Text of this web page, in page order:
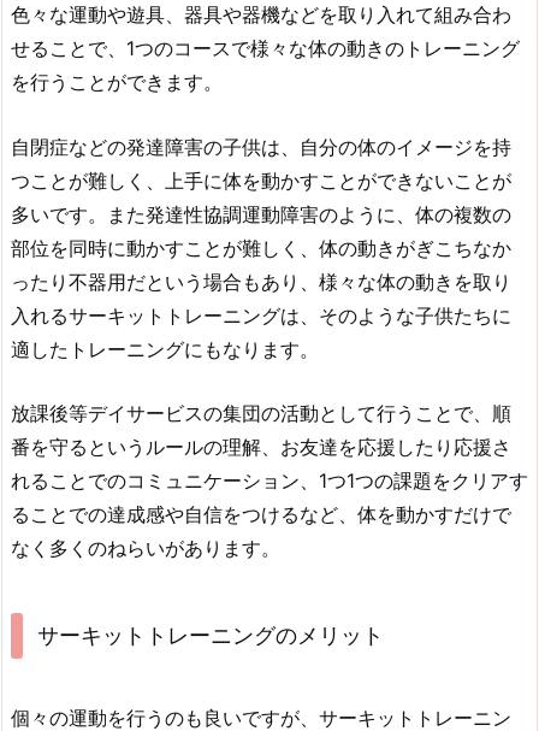
色々な運動や遊具、器具や器機などを取り入れて組み合わ
せることで、1つのコースで様々な体の動きのトレーニング
を行うことができます。
自閉症などの発達障害の子供は、自分の体のイメージを持
つことが難しく、上手に体を動かすことができないことが
多いです。また発達性協調運動障害のように、体の複数の
部位を同時に動かすことが難しく、体の動きがぎこちなか
ったり不器用だという場合もあり、様々な体の動きを取り
入れるサーキットトレーニングは、そのような子供たちに
適したトレーニングにもなります。
放課後等デイサービスの集団の活動として行うことで、順
番を守るというルールの理解、お友達を応援したり応援さ
れることでのコミュニケーション、1つ1つの課題をクリアす
ることでの達成感や自信をつけるなど、体を動かすだけで
なく多くのねらいがあります。
サーキットトレーニングのメリット
個々の運動を行うのも良いですが、サーキットトレーニン